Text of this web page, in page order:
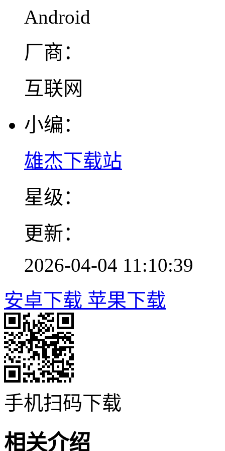
Android
厂商：
互联网
小编：
雄杰下载站
星级：
更新：
2026-04-04 11:10:39
安卓下载 苹果下载
手机扫码下载
相关介绍